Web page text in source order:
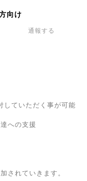
向け
通報する
していただく事が可能
への支援
されていきます。